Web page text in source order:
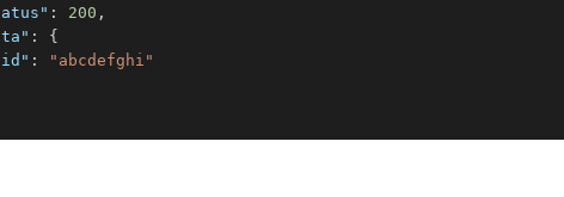
: 200 ,
:
{
:
"abcdefghi"